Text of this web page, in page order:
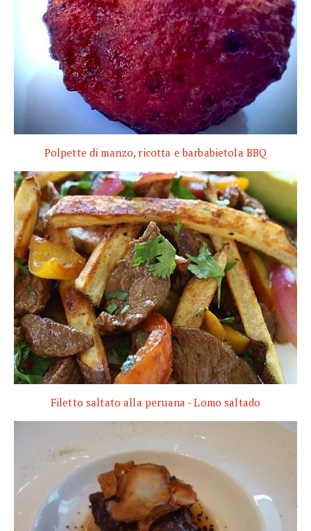
Polpette di manzo, ricotta e barbabietola BBQ
Filetto saltato alla peruana - Lomo saltado